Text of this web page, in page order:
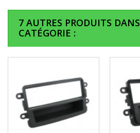
7 AUTRES PRODUITS
CATÉGORIE :